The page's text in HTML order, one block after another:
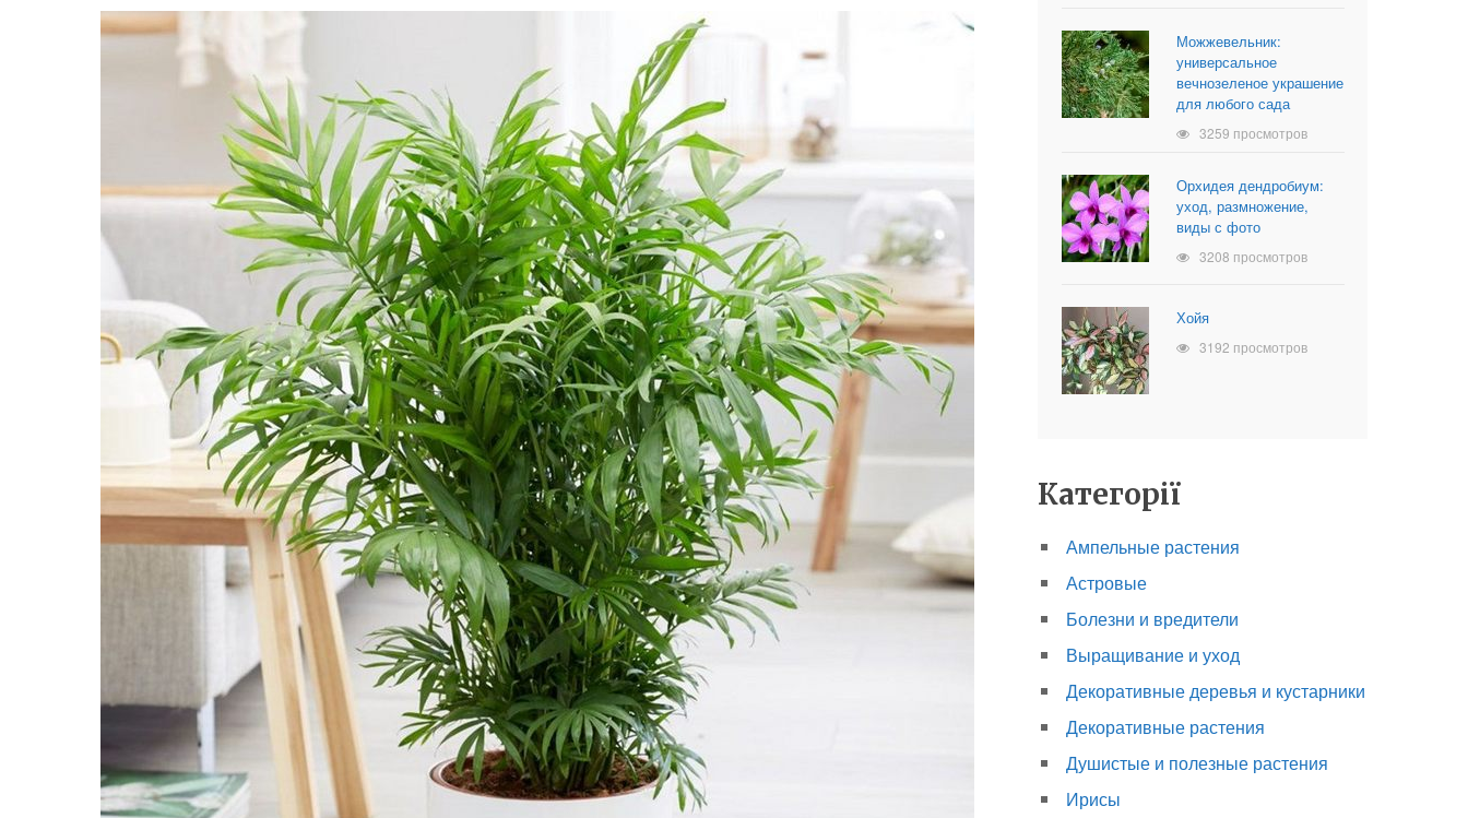
Можжевельник:
универсальное
вечнозеленое украшение
для любого сада
3259 просмотров
Орхидея дендробиум:
уход, размножение,
виды с фото
3208 просмотров
Хойя
3192 просмотров
Категорії
Ампельные растения
Астровые
Болезни и вредители
Выращивание и уход
Декоративные деревья и кустарники
Декоративные растения
Душистые и полезные растения
Ирисы